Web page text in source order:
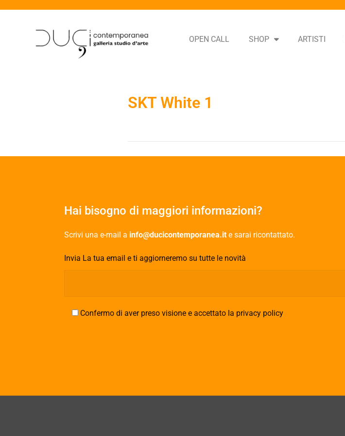
OPEN CALL SHOP ARTISTI
SKT White 1
Hai bisogno di maggiori informazioni?
Scrivi una e-mail a info@ducicontemporanea.it e sarai ricontattato.
Invia La tua email e ti aggiorneremo su tutte le novità
Confermo di aver preso visione e accettato la privacy policy